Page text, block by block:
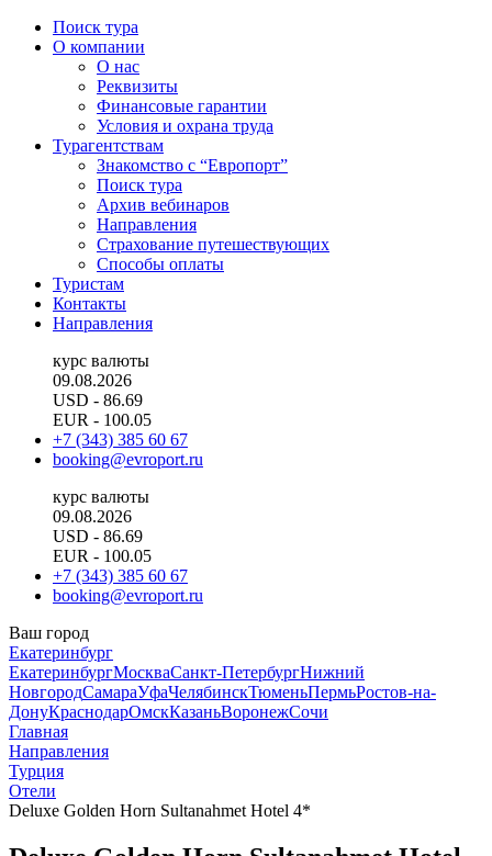
Поиск тура
О компании
О нас
Реквизиты
Финансовые гарантии
Условия и охрана труда
Турагентствам
Знакомство с “Европорт”
Поиск тура
Архив вебинаров
Направления
Страхование путешествующих
Способы оплаты
Туристам
Контакты
Направления
курс валюты
09.08.2026
USD - 86.69
EUR - 100.05
+7 (343) 385 60 67
booking@evroport.ru
курс валюты
09.08.2026
USD - 86.69
EUR - 100.05
+7 (343) 385 60 67
booking@evroport.ru
Ваш город
Екатеринбург
ЕкатеринбургМоскваСанкт-ПетербургНижний
НовгородСамараУфаЧелябинскТюменьПермьРостов-на-
ДонуКраснодарОмскКазаньВоронежСочи
Главная
Направления
Турция
Отели
Deluxe Golden Horn Sultanahmet Hotel 4*